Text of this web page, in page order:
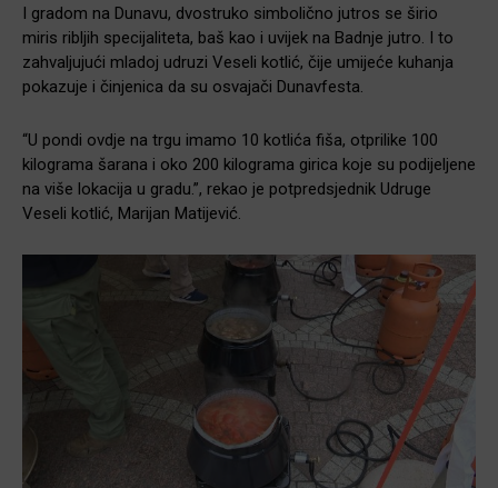
I gradom na Dunavu, dvostruko simbolično jutros se širio
miris ribljih specijaliteta, baš kao i uvijek na Badnje jutro. I to
zahvaljujući mladoj udruzi Veseli kotlić, čije umijeće kuhanja
pokazuje i činjenica da su osvajači Dunavfesta.
“U pondi ovdje na trgu imamo 10 kotlića fiša, otprilike 100
kilograma šarana i oko 200 kilograma girica koje su podijeljene
na više lokacija u gradu.”, rekao je potpredsjednik Udruge
Veseli kotlić, Marijan Matijević.